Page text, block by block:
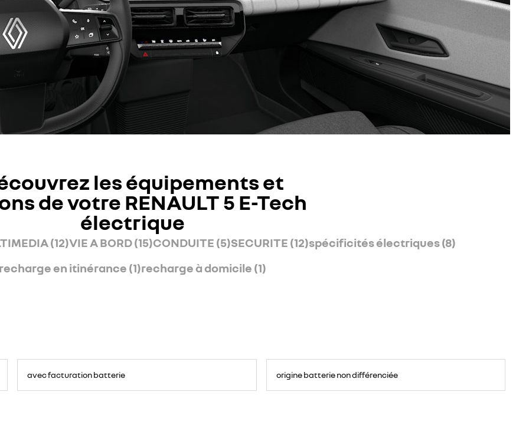
les équipements et
de votre RENAULT 5 E-Tech
électrique
(12)VIE A BORD (15)CONDUITE (5)SECURITE (12)spécificités électriques (8)
en itinérance (1)recharge à domicile (1)
avec facturation batterie origine batterie non différenciée